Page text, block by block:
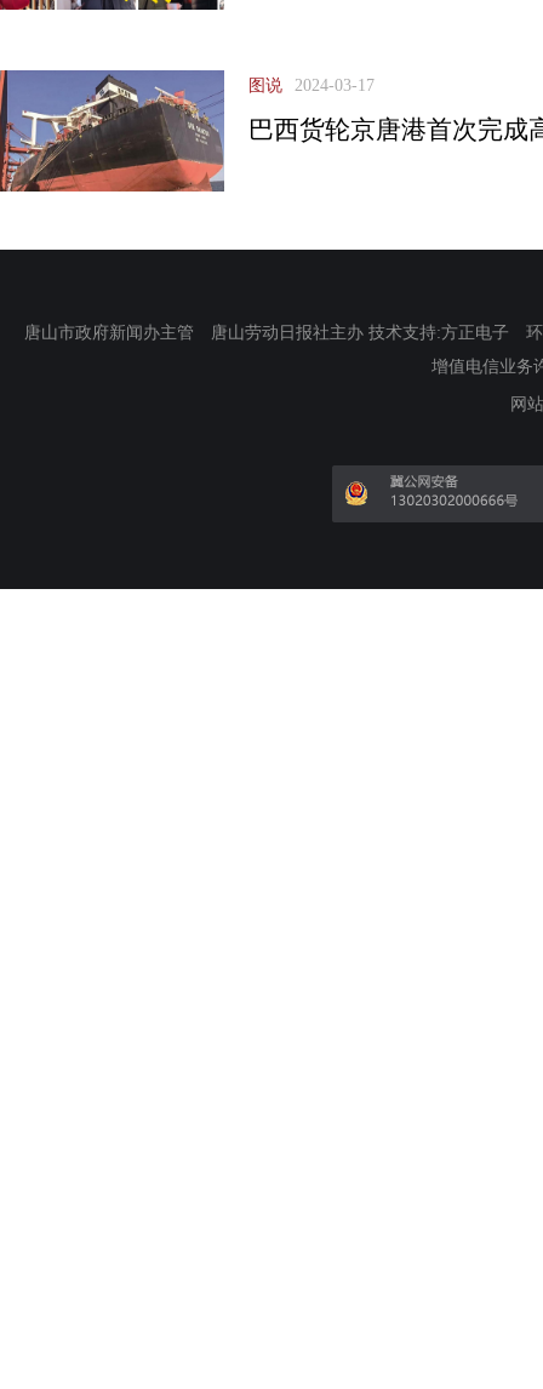
图说 2024-03-17
巴西货轮京唐港首次完成
唐山市政府新闻办主管 唐山劳动日报社主办 技术支持:方正电子
增值电信业务
网